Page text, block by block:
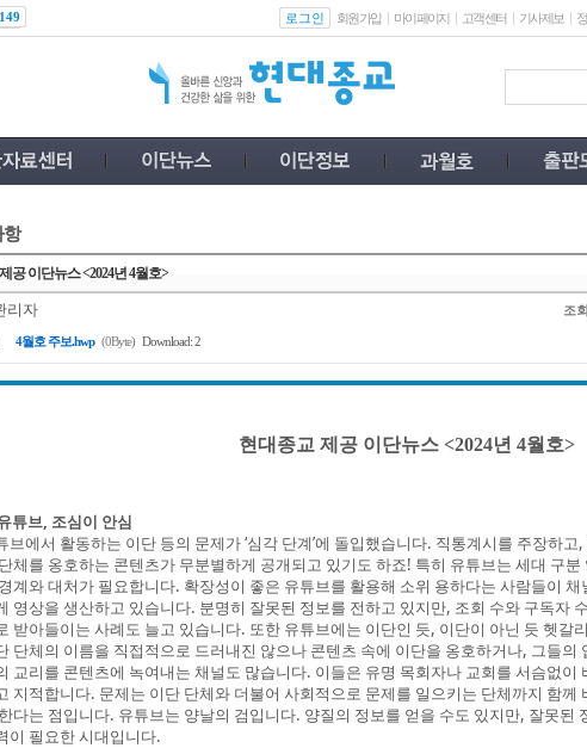
로그인 회원가입 마이페이지 고객센터 기사제보
항
공 이단뉴스 <2024년 4월호>
리자 조
4월호 주보.hwp (0Byte) Download: 2
현대종교 제공 이단뉴스 <2024년 4월호>
튜브, 조심이 안심
브에서 활동하는 이단 등의 문제가 ‘심각 단계’에 돌입했습니다. 직통계시를 주장하
체를 옹호하는 콘텐츠가 무분별하게 공개되고 있기도 하죠! 특히 유튜브는 세대 구
계와 대처가 필요합니다. 확장성이 좋은 유튜브를 활용해 소위 용하다는 사람들이
영상을 생산하고 있습니다. 분명히 잘못된 정보를 전하고 있지만, 조회 수와 구독자
받아들이는 사례도 늘고 있습니다. 또한 유튜브에는 이단인 듯, 이단이 아닌 듯 헷갈
단체의 이름을 직접적으로 드러내진 않으나 콘텐츠 속에 이단을 옹호하거나, 그들의
교리를 콘텐츠에 녹여내는 채널도 많습니다. 이들은 유명 목회자나 교회를 서슴없이
지적합니다. 문제는 이단 단체와 더불어 사회적으로 문제를 일으키는 단체까지 함께
다는 점입니다. 유튜브는 양날의 검입니다. 양질의 정보를 얻을 수도 있지만, 잘못된
이 필요한 시대입니다.